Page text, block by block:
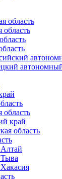
область
область
область
край
область